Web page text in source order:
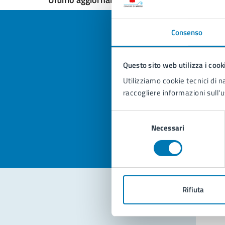
Consenso
Questo sito web utilizza i
Utilizziamo cookie tecnici di
raccogliere informazioni
Necessari
Rifiuta